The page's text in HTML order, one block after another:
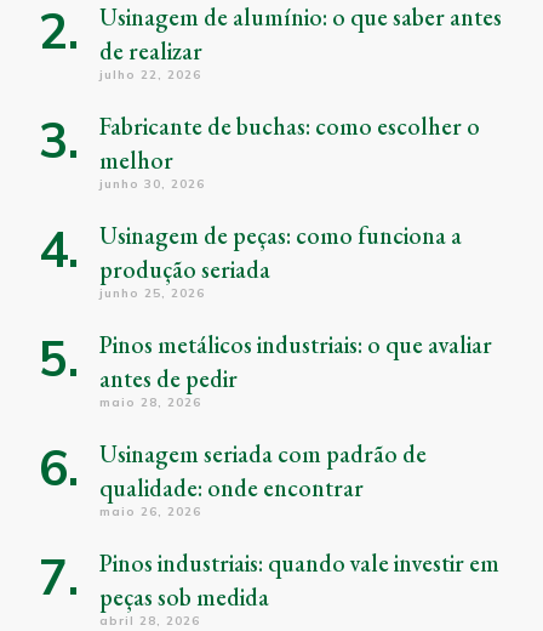
Usinagem de alumínio: o que saber antes
de realizar
julho 22, 2026
Fabricante de buchas: como escolher o
melhor
junho 30, 2026
Usinagem de peças: como funciona a
produção seriada
junho 25, 2026
Pinos metálicos industriais: o que avaliar
antes de pedir
maio 28, 2026
Usinagem seriada com padrão de
qualidade: onde encontrar
maio 26, 2026
Pinos industriais: quando vale investir em
peças sob medida
abril 28, 2026